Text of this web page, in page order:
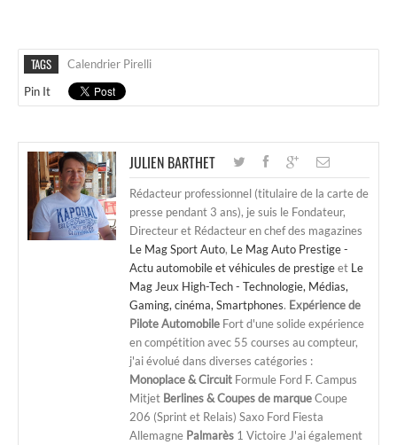
TAGS
Calendrier Pirelli
Pin It
JULIEN BARTHET
Rédacteur professionnel (titulaire de la carte de
presse pendant 3 ans), je suis le Fondateur,
Directeur et Rédacteur en chef des magazines
Le Mag Sport Auto, Le Mag Auto Prestige -
Actu automobile et véhicules de prestigeet Le
Mag Jeux High-Tech - Technologie, Médias,
Gaming, cinéma, Smartphones. Expérience de
Pilote Automobile Fort d'une solide expérience
en compétition avec 55 courses au compteur,
j'ai évolué dans diverses catégories :
Monoplace & Circuit Formule Ford F. Campus
Mitjet Berlines & Coupes de marqueCoupe
206 (Sprint et Relais) Saxo Ford Fiesta
Allemagne Palmarès 1 Victoire J'ai également